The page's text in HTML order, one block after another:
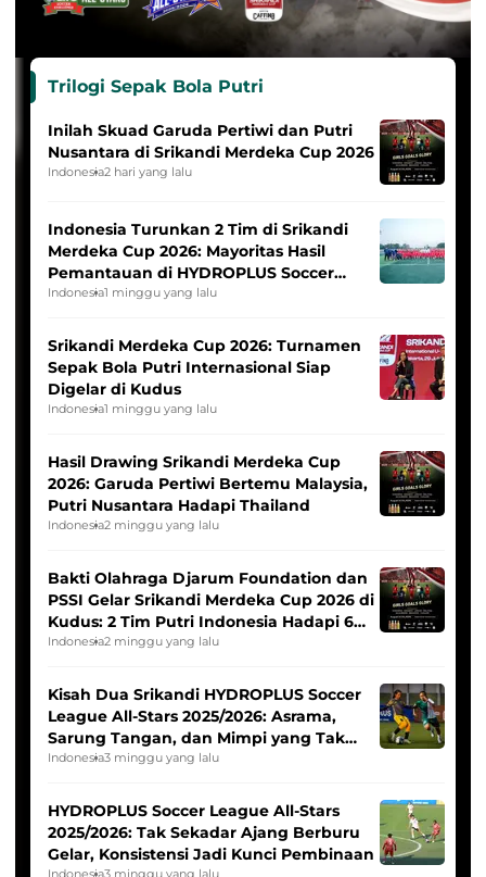
Trilogi Sepak Bola Putri
Inilah Skuad Garuda Pertiwi dan Putri
Nusantara di Srikandi Merdeka Cup 2026
Indonesia2 hari yang lalu
Indonesia Turunkan 2 Tim di Srikandi
Merdeka Cup 2026: Mayoritas Hasil
Pemantauan di HYDROPLUS Soccer
League
Indonesia1 minggu yang lalu
Srikandi Merdeka Cup 2026: Turnamen
Sepak Bola Putri Internasional Siap
Digelar di Kudus
Indonesia1 minggu yang lalu
Hasil Drawing Srikandi Merdeka Cup
2026: Garuda Pertiwi Bertemu Malaysia,
Putri Nusantara Hadapi Thailand
Indonesia2 minggu yang lalu
Bakti Olahraga Djarum Foundation dan
PSSI Gelar Srikandi Merdeka Cup 2026 di
Kudus: 2 Tim Putri Indonesia Hadapi 6
Tim Asia
Indonesia2 minggu yang lalu
Kisah Dua Srikandi HYDROPLUS Soccer
League All-Stars 2025/2026: Asrama,
Sarung Tangan, dan Mimpi yang Tak
Pernah Padam
Indonesia3 minggu yang lalu
HYDROPLUS Soccer League All-Stars
2025/2026: Tak Sekadar Ajang Berburu
Gelar, Konsistensi Jadi Kunci Pembinaan